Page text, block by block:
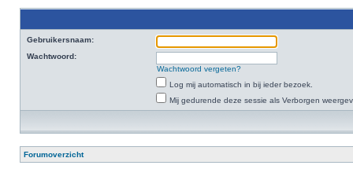
Gebruikersnaam:
Wachtwoord:
Wachtwoord vergeten?
Log mij automatisch in bij ieder bezoek.
Mij gedurende deze sessie als Verborgen
Forumoverzicht